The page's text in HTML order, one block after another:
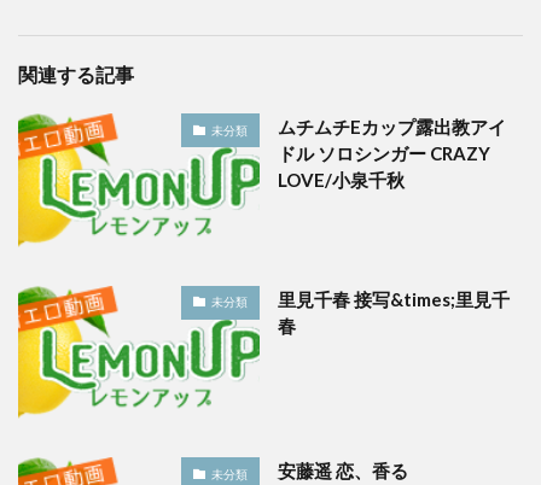
関連する記事
未分類
ムチムチEカップ露出教アイ
ドル ソロシンガー CRAZY
LOVE/小泉千秋
未分類
里見千春 接写&times;里見千
春
未分類 安藤遥 恋、香る